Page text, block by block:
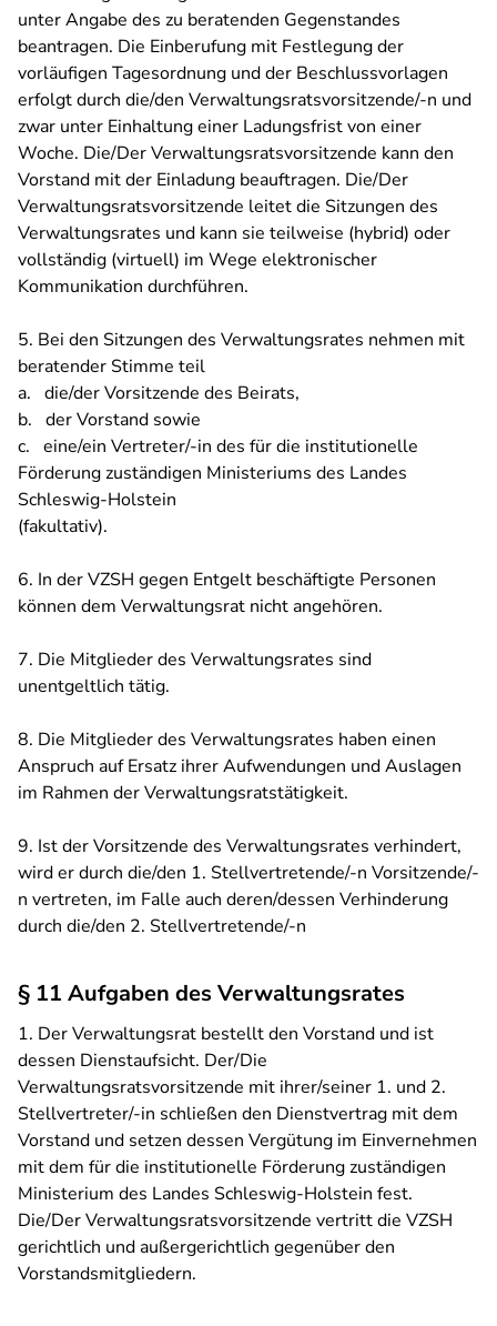
unter Angabe des zu beratenden Gegenstandes
beantragen. Die Einberufung mit Festlegung der
vorläufigen Tagesordnung und der Beschlussvorlagen
erfolgt durch die/den Verwaltungsratsvorsitzende/-n und
zwar unter Einhaltung einer Ladungsfrist von einer
Woche. Die/Der Verwaltungsratsvorsitzende kann den
Vorstand mit der Einladung beauftragen. Die/Der
Verwaltungsratsvorsitzende leitet die Sitzungen des
Verwaltungsrates und kann sie teilweise (hybrid) oder
vollständig (virtuell) im Wege elektronischer
Kommunikation durchführen.
5. Bei den Sitzungen des Verwaltungsrates nehmen mit
beratender Stimme teil
a. die/der Vorsitzende des Beirats,
b. der Vorstand sowie
c. eine/ein Vertreter/-in des für die institutionelle
Förderung zuständigen Ministeriums des Landes
Schleswig-Holstein
(fakultativ).
6. In der VZSH gegen Entgelt beschäftigte Personen
können dem Verwaltungsrat nicht angehören.
7. Die Mitglieder des Verwaltungsrates sind
unentgeltlich tätig.
8. Die Mitglieder des Verwaltungsrates haben einen
Anspruch auf Ersatz ihrer Aufwendungen und Auslagen
im Rahmen der Verwaltungsratstätigkeit.
9. Ist der Vorsitzende des Verwaltungsrates verhindert,
wird er durch die/den 1. Stellvertretende/-n Vorsitzende/-
n vertreten, im Falle auch deren/dessen Verhinderung
durch die/den 2. Stellvertretende/-n
§ 11 Aufgaben des Verwaltungsrates
1. Der Verwaltungsrat bestellt den Vorstand und ist
dessen Dienstaufsicht. Der/Die
Verwaltungsratsvorsitzende mit ihrer/seiner 1. und 2.
Stellvertreter/-in schließen den Dienstvertrag mit dem
Vorstand und setzen dessen Vergütung im Einvernehmen
mit dem für die institutionelle Förderung zuständigen
Ministerium des Landes Schleswig-Holstein fest.
Die/Der Verwaltungsratsvorsitzende vertritt die VZSH
gerichtlich und außergerichtlich gegenüber den
Vorstandsmitgliedern.